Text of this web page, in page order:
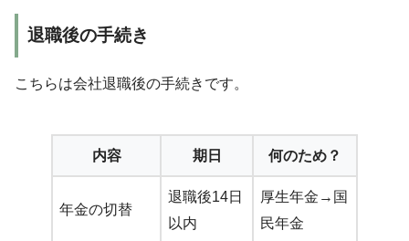
退職後の手続き
こちらは会社退職後の手続きです。
内容 期日 何のため？
年金の切替
退職後14日
以内
厚生年金→国
民年金